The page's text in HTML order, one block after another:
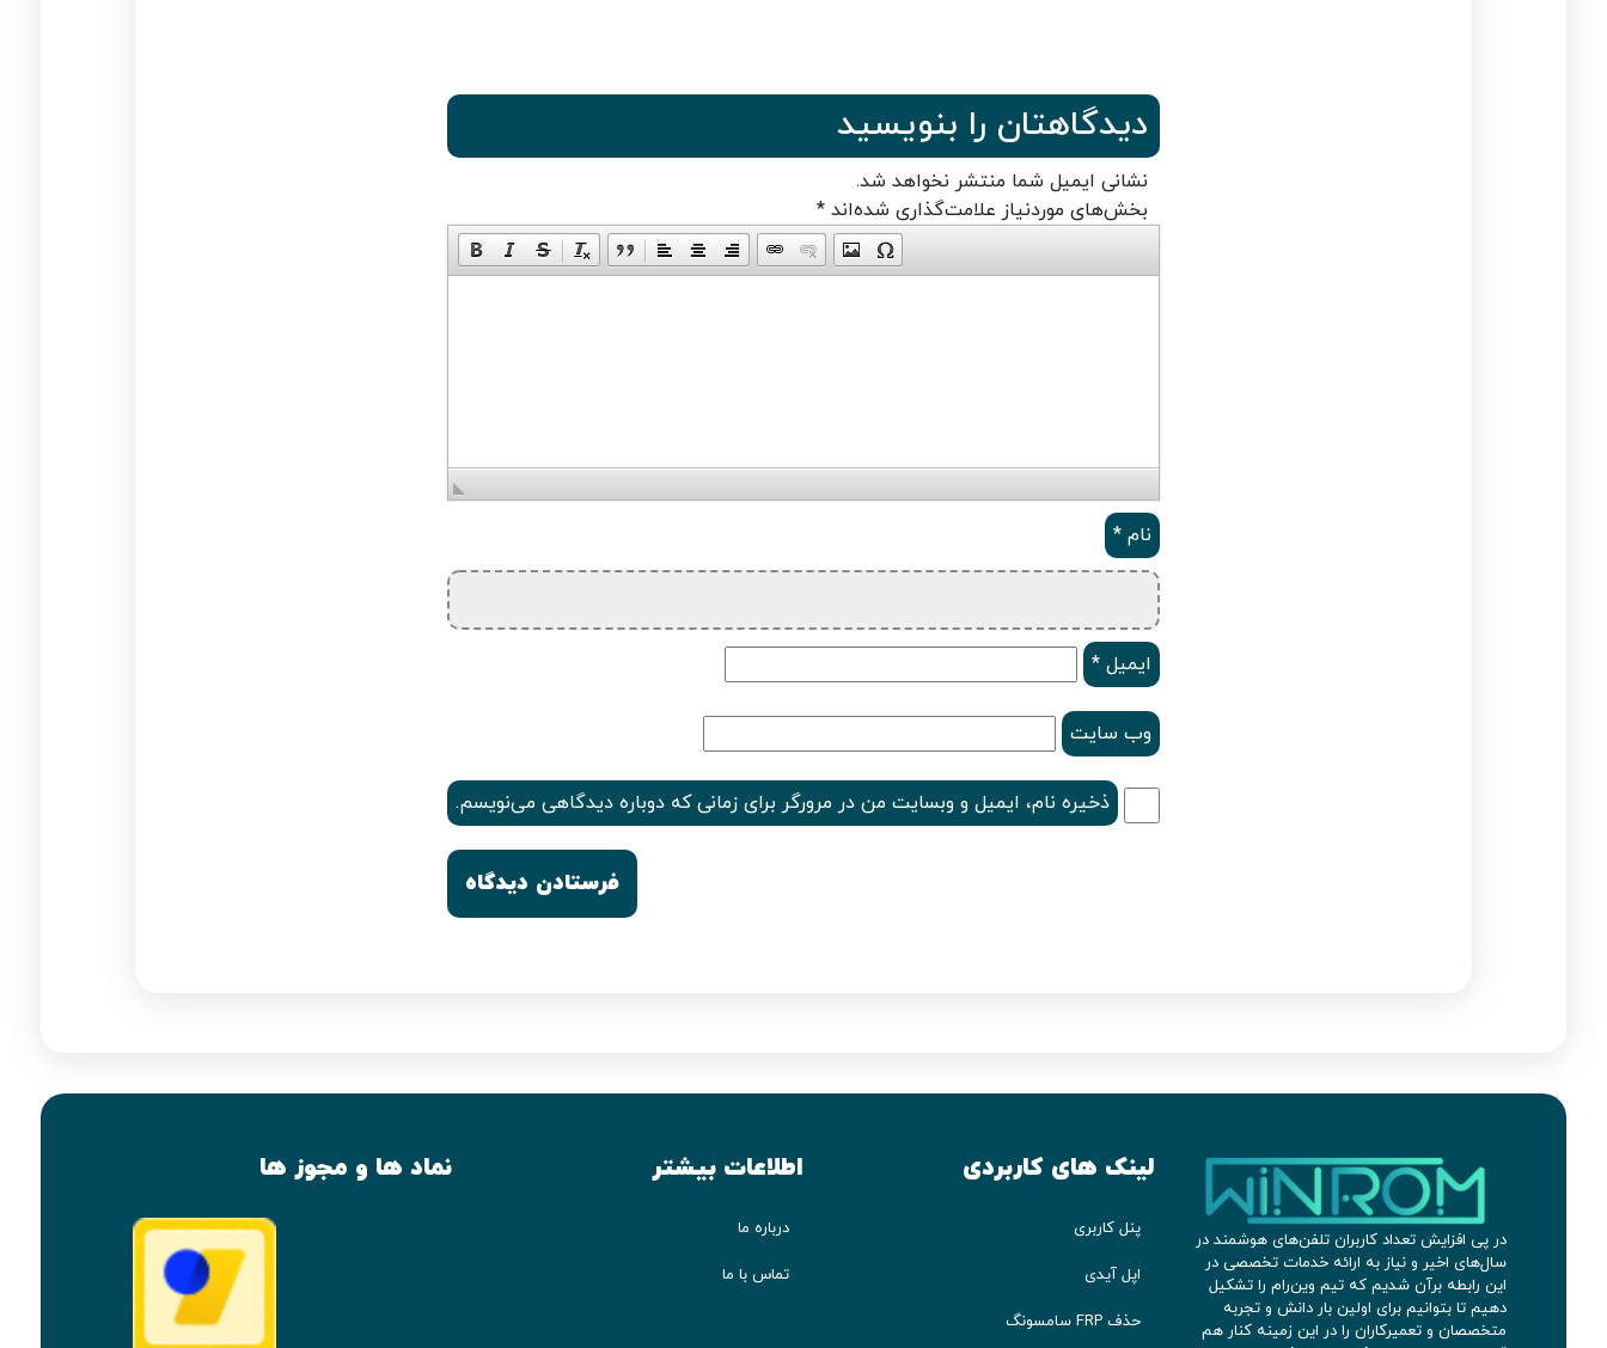
دیدگاهتان را بنویسید
نشانی ایمیل شما منتشر نخواهد شد.
بخش‌های موردنیاز علامت‌گذاری شده‌اند *
نام *
ایمیل *
وب‌ سایت
ذخیره نام، ایمیل و وبسایت من در مرورگر برای زمانی که دوباره دیدگاهی می‌نویسم.
در پی افزایش تعداد کاربران تلفن‌های هوشمند در
سال‌های اخیر و نیاز به ارائه خدمات تخصصی در
این رابطه برآن شدیم که تیم وین‌رام را تشکیل
دهیم تا بتوانیم برای اولین بار دانش و تجربه
متخصصان و تعمیرکاران را در این زمینه کنار هم
لینک های کاربردی
پنل کاربری
اپل آیدی
حذف FRP سامسونگ
اطلاعات بیشتر
درباره ما
تماس با ما
نماد ها و مجوز ها